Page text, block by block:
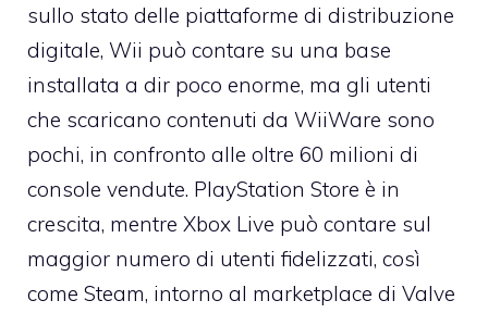
sullo stato delle piattaforme di distribuzione
digitale, Wii può contare su una base
installata a dir poco enorme, ma gli utenti
che scaricano contenuti da WiiWare sono
pochi, in confronto alle oltre 60 milioni di
console vendute. PlayStation Store è in
crescita, mentre Xbox Live può contare sul
maggior numero di utenti fidelizzati, così
come Steam, intorno al marketplace di Valve